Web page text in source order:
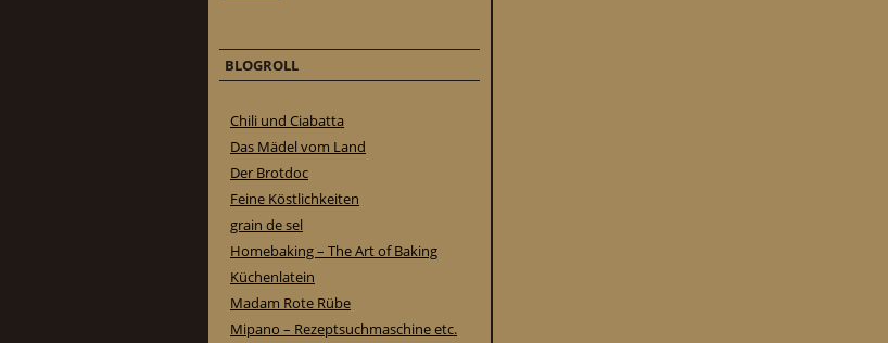
BLOGROLL
Chili und Ciabatta
Das Mädel vom Land
Der Brotdoc
Feine Köstlichkeiten
grain de sel
Homebaking – The Art of Baking
Küchenlatein
Madam Rote Rübe
Mipano – Rezeptsuchmaschine etc.